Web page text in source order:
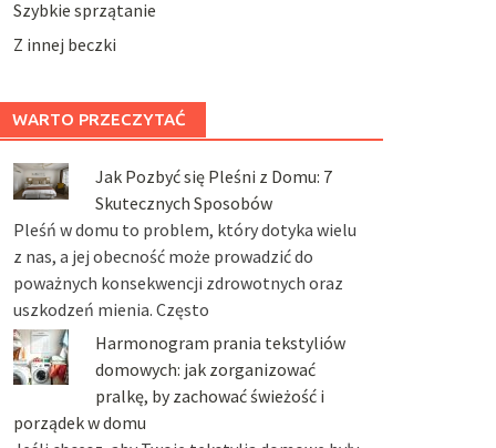
Szybkie sprzątanie
Z innej beczki
WARTO PRZECZYTAĆ
Jak Pozbyć się Pleśni z Domu: 7
Skutecznych Sposobów
Pleśń w domu to problem, który dotyka wielu
z nas, a jej obecność może prowadzić do
poważnych konsekwencji zdrowotnych oraz
uszkodzeń mienia. Często
Harmonogram prania tekstyliów
domowych: jak zorganizować
pralkę, by zachować świeżość i
porządek w domu